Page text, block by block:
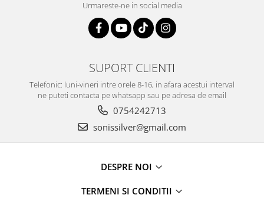
Urmareste-ne in social media
SUPORT CLIENTI
Telefonic: luni-vineri intre orele 8-16, in afara acestui interval
ne puteti contacta pe whatsapp sau pe adresa de email
0754242713
sonissilver@gmail.com
DESPRE NOI
TERMENI SI CONDITII